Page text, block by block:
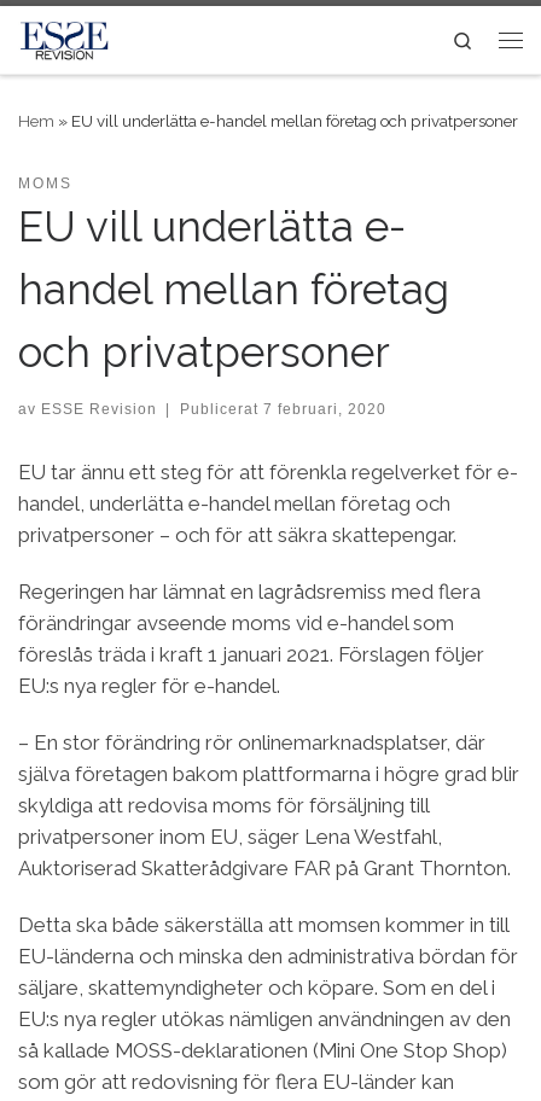
Skip to content
Search
Hem » EU vill underlätta e-handel mellan företag och privatpersoner
MOMS
EU vill underlätta e-
handel mellan företag
och privatpersoner
av ESSE Revision Publicerat 7 februari, 2020
EU tar ännu ett steg för att förenkla regelverket för e-
handel, underlätta e-handel mellan företag och
privatpersoner – och för att säkra skattepengar.
Regeringen har lämnat en lagrådsremiss med flera
förändringar avseende moms vid e-handel som
föreslås träda i kraft 1 januari 2021. Förslagen följer
EU:s nya regler för e-handel.
– En stor förändring rör onlinemarknadsplatser, där
själva företagen bakom plattformarna i högre grad blir
skyldiga att redovisa moms för försäljning till
privatpersoner inom EU, säger Lena Westfahl,
Auktoriserad Skatterådgivare FAR på Grant Thornton.
Detta ska både säkerställa att momsen kommer in till
EU-länderna och minska den administrativa bördan för
säljare, skattemyndigheter och köpare. Som en del i
EU:s nya regler utökas nämligen användningen av den
så kallade MOSS-deklarationen (Mini One Stop Shop)
som gör att redovisning för flera EU-länder kan